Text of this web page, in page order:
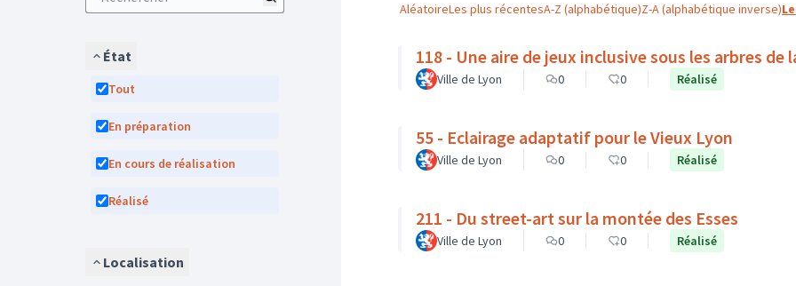
État
Tout
En préparation
En cours de réalisation
Réalisé
Localisation
AléatoireLes plus récentesA-Z (alphabétique)Z-A (alphabétique inverse)
118 - Une aire de jeux inclusive sous les arbres de
Ville de Lyon 0 0 Réalisé
55 - Eclairage adaptatif pour le Vieux Lyon
Ville de Lyon 0 0 Réalisé
211 - Du street-art sur la montée des Esses
Ville de Lyon 0 0 Réalisé